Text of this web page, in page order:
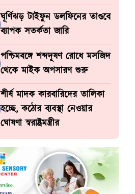
ঘূর্ণিঝড় টাইফুন ডলফিনের তাণ্ডবে
ব্যাপক সতর্কতা জারি
পশ্চিমবঙ্গে শব্দদূষণ রোধে মসজিদ
থেকে মাইক অপসারণ শুরু
শীর্ষ মাদক কারবারিদের তালিকা
হচ্ছে, কঠোর ব্যবস্থা নেওয়ার
ঘোষণা স্বরাষ্ট্রমন্ত্রীর